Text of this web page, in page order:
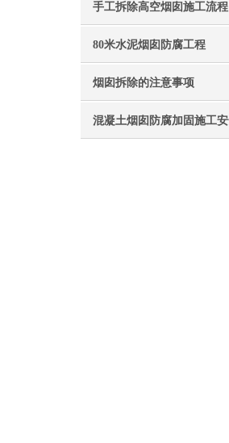
手工拆除高空烟囱施工流程
80米水泥烟囱防腐工程
烟囱拆除的注意事项